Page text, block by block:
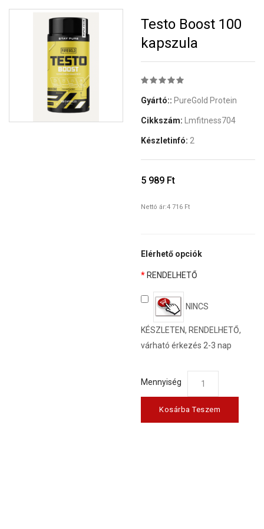
Testo Boost 100
kapszula
Gyártó:: PureGold Protein
Cikkszám: Lmfitness704
Készletinfó: 2
5 989 Ft
Nettó ár:4 716 Ft
Elérhető opciók
RENDELHETŐ
NINCS
KÉSZLETEN, RENDELHETŐ,
várható érkezés 2-3 nap
Mennyiség
Kosárba Teszem